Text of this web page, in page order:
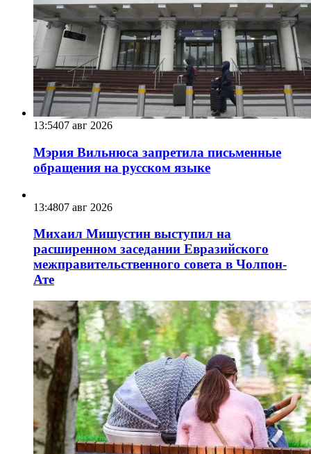
13:5407 авг 2026
Мэрия Вильнюса запретила письменные
обращения на русском языке
13:4807 авг 2026
Михаил Мишустин выступил на
расширенном заседании Евразийского
межправительственного совета в Чолпон-
Ате